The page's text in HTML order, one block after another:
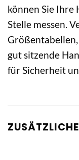
können Sie Ihre
Stelle messen.
gut sitzende
für Sicherheit